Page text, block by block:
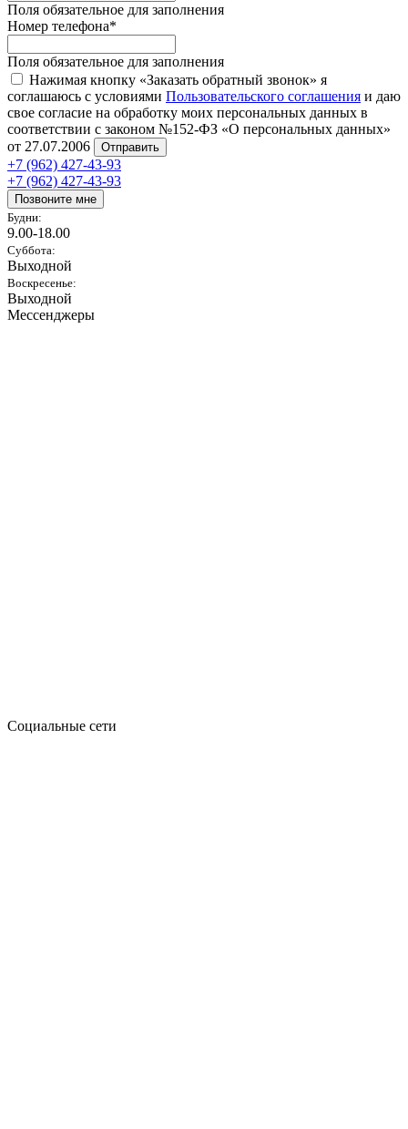
Поля обязательное для заполнения
Номер телефона*
Поля обязательное для заполнения
Нажимая кнопку «Заказать обратный звонок» я
соглашаюсь с условиями Пользовательского соглашения и даю
свое согласие на обработку моих персональных данных в
соответствии с законом №152-ФЗ «О персональных данных»
от 27.07.2006
Отправить
+7 (962) 427-43-93
+7 (962) 427-43-93
Позвоните мне
Будни:
9.00-18.00
Суббота:
Выходной
Воскресенье:
Выходной
Мессенджеры
Социальные сети